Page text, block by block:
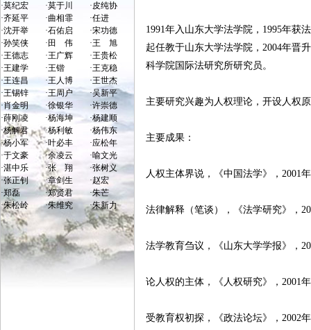
·莫纪宏 ·莫于川 ·皮纯协
·齐延平 ·曲相霏 ·任进
·沈开举 ·石佑启 ·宋功德
·孙笑侠 · 田 伟 ·王 旭
·王德志 ·王广辉 ·王贵松
·王建学 ·王锴 ·王克稳
·王连昌 ·王人博 ·王世杰
·王锡锌 ·王周户 ·吴新平
·肖金明 ·徐银华 ·许崇德
·薛刚凌 ·杨海坤 ·杨建顺
·杨解君 ·杨利敏 ·杨伟东
·杨小军 ·叶必丰 ·应松年
·于文豪 ·余凌云 ·喻文光
·湛中乐 ·张 翔 ·张树义
·张正钊 ·章剑生 ·赵宏
·郑磊 ·郑贤君 ·朱芒
·朱松岭 ·朱维究 ·朱新力
1991年入山东大学法学院，1995年获
起任教于山东大学法学院，2004年晋
科学院国际法研究所研究员。
主要研究兴趣为人权理论，开设人权
主要成果：
人权主体界说，《中国法学》，2001
法律解释（笔谈），《法学研究》，
法学教育刍议，《山东大学学报》，
论人权的主体，《人权研究》，2001
受教育权初探，《政法论坛》，2002